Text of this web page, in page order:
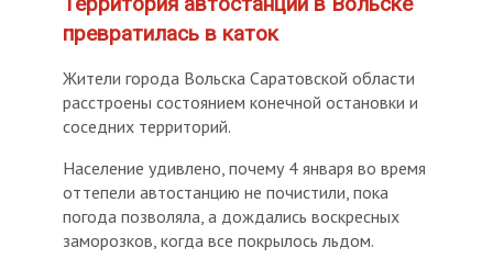
превратилась в каток
Жители города Вольска Саратовской области
расстроены состоянием конечной остановки и
соседних территорий.
Население удивлено, почему 4 января во время
оттепели автостанцию не почистили, пока
погода позволяла, а дождались воскресных
заморозков, когда все покрылось льдом.